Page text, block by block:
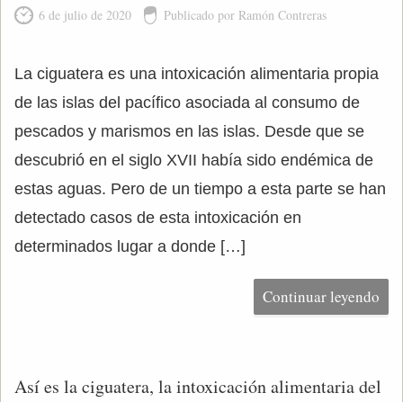
6 de julio de 2020 Publicado por Ramón Contreras
La ciguatera es una intoxicación alimentaria propia
de las islas del pacífico asociada al consumo de
pescados y marismos en las islas. Desde que se
descubrió en el siglo XVII había sido endémica de
estas aguas. Pero de un tiempo a esta parte se han
detectado casos de esta intoxicación en
determinados lugar a donde […]
Continuar leyendo
Así es la ciguatera, la intoxicación alimentaria del